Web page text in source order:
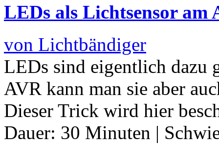
LEDs als Lichtsensor am
von Lichtbändiger
LEDs sind eigentlich dazu
AVR kann man sie aber
Dieser Trick wird hier
Dauer: 30 Minuten |